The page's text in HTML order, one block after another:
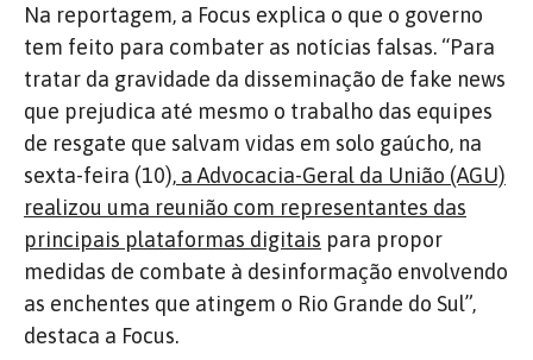
Na reportagem, a Focus explica o que o governo
tem feito para combater as notícias falsas. “Para
tratar da gravidade da disseminação de fake news
que prejudica até mesmo o trabalho das equipes
de resgate que salvam vidas em solo gaúcho, na
sexta-feira (10), a Advocacia-Geral da União (AGU)
realizou uma reunião com representantes das
principais plataformas digitais para propor
medidas de combate à desinformação envolvendo
as enchentes que atingem o Rio Grande do Sul”,
destaca a Focus.